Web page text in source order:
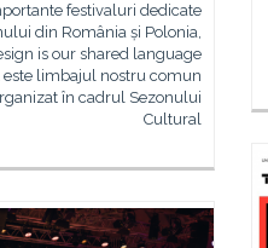
festivaluri dedicate
din România și Polonia,
is our shared language
limbajul nostru comun
în cadrul Sezonului
Cultural